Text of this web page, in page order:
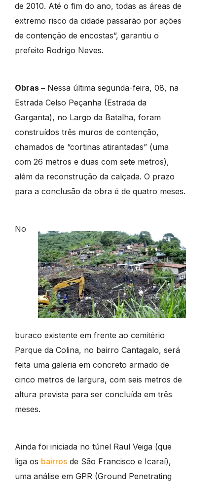
de 2010. Até o fim do ano, todas as áreas de
extremo risco da cidade passarão por ações
de contenção de encostas”, garantiu o
prefeito Rodrigo Neves.
Obras –Nessa última segunda-feira, 08, na
Estrada Celso Peçanha (Estrada da
Garganta), no Largo da Batalha, foram
construídos três muros de contenção,
chamados de “cortinas atirantadas” (uma
com 26 metros e duas com sete metros),
além da reconstrução da calçada. O prazo
para a conclusão da obra é de quatro meses.
No
buraco existente em frente ao cemitério
Parque da Colina, no bairro Cantagalo, será
feita uma galeria em concreto armado de
cinco metros de largura, com seis metros de
altura prevista para ser concluída em três
meses.
Ainda foi iniciada no túnel Raul Veiga (que
liga os bairrosde São Francisco e Icaraí),
uma análise em GPR (Ground Penetrating